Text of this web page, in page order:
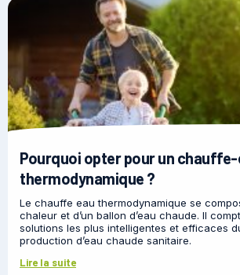
Pourquoi opter pour un
thermodynamique ?
Le chauffe eau thermodynamique se
chaleur et d’un ballon d’eau chaude. Il
solutions les plus intelligentes et efficaces
production d’eau chaude sanitaire.
Lire la suite